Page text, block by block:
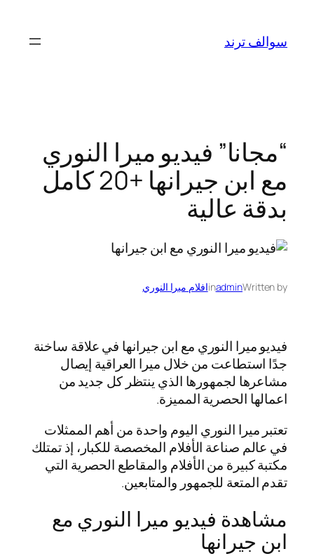
المحتوى
سوالف ترند
“مجانا” فيديو ميرا النوري
مع ابن جيرانها +20 كامل
بدقة عالية
Written by
admin
inافلام ميرا النوري
فيديو ميرا النوري مع ابن جيرانها في علاقة ساخنة
جدًا استطاعت من خلال ميرا العراقية إيصال
مشاعرها لجمهورها الذي ينتظر كل جديد من
اعمالها الحصرية المميزة.
تعتبر ميرا النوري اليوم واحدة من أهم الممثلات
في عالم صناعة الأفلام المخصصة للكبار، إذ تمتلك
مكتبة كبيرة من الأفلام والمقاطع الحصرية التي
تقدم المتعة للجمهور والمتابعين.
مشاهدة فيديو ميرا النوري مع
ابن جيرانها